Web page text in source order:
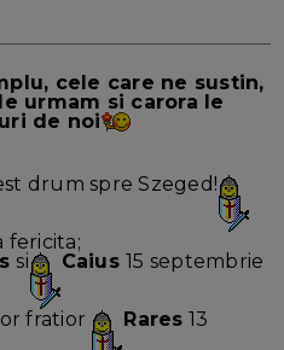
cele care ne sustin,
urmam si carora le
de noi
drum spre Szeged!
fericita;
si Caius15 septembrie
fratior Rares 13